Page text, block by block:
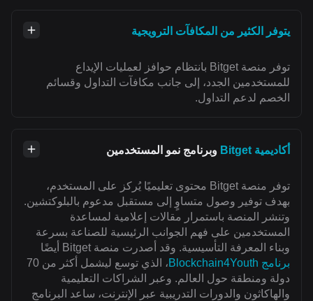
يتوفر الكثير من المكافآت الترويجية
توفر منصة Bitget بانتظام حوافز لعمليات الإيداع
للمستخدمين الجدد، إلى جانب مكافآت التداول وقسائم
الخصم لدعم التداول.
أكاديمية Bitget وبرنامج نمو المستخدمين
توفر منصة Bitget محتوى تعليميًا يُركز على المستخدم،
بهدف توفير وصول متساوٍ إلى مستقبل مدعوم بالبلوكتشين.
وتنشر المنصة باستمرار مقالات إعلامية لمساعدة
المستخدمين على فهم الجوانب الرئيسية للصناعة بسرعة
وبناء المعرفة التأسيسية. وقد أصدرت منصة Bitget أيضًا
برنامج Blockchain4Youth
، الذي توسع ليشمل أكثر من 70
دولة ومنطقة حول العالم. وعبر الشراكات التعليمية
والهاكاثون والدورات التدريبية عبر الإنترنت، ساعد البرنامج